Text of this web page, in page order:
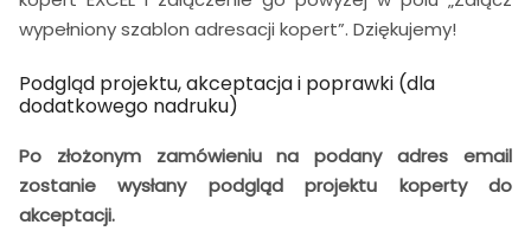
wypełniony szablon adresacji kopert”. Dziękujemy!
Podgląd projektu, akceptacja i poprawki (dla
dodatkowego nadruku)
Po złożonym zamówieniu na podany adres email
zostanie wysłany podgląd projektu koperty do
akceptacji.